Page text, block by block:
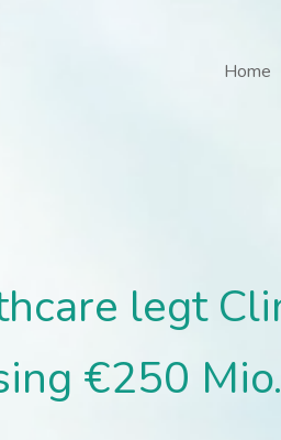
Home
legt
€250 Mio.